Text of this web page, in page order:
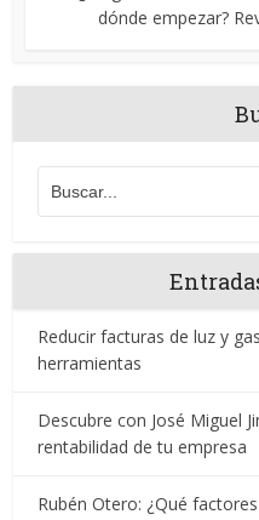
dónde empezar?
Reducir facturas de luz y
herramientas
Descubre con José Miguel
rentabilidad de tu empresa
Rubén Otero: ¿Qué